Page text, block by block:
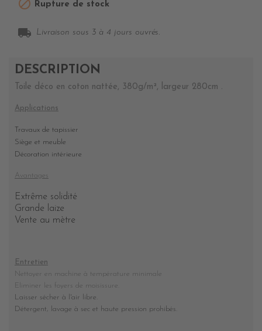
 Rupture de stock
local_shipping Livraison sous 3 à 4 jours ouvrés.
DESCRIPTION
Toile déco en coton nattée, 380g/m², largeur 280cm .
Applications
Travaux de tapissier
Siège et meuble
Décoration intérieure
Avantages
Extrême solidité
Grande laize
Vente au mètre
Entretien
Nettoyer en machine à température minimale
Eliminer les foyers de moisissure.
Laisser sécher à l'air libre.
Détergent, lavage à sec et haute pression prohibés